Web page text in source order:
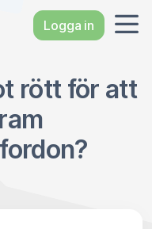
Logga in
rött för att